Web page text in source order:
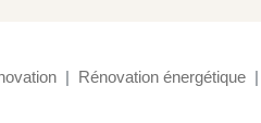
Rénovation énergétique